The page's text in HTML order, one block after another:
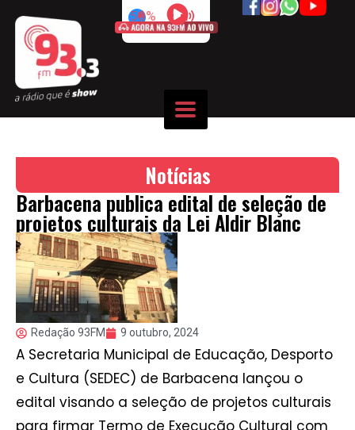
50%
Notícias
Barbacena publica edital de seleção de
projetos culturais da Lei Aldir Blanc
Redação 93FM 9 outubro, 2024
A Secretaria Municipal de Educação, Desporto
e Cultura (SEDEC) de Barbacena lançou o
edital visando a seleção de projetos culturais